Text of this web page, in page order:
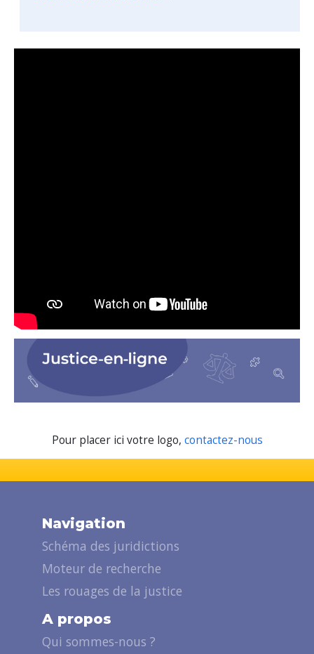
Pour placer ici votre logo, contactez-nous
Navigation
Schéma des juridictions
Moteur de recherche
Les rouages de la justice
A propos
Qui sommes-nous ?